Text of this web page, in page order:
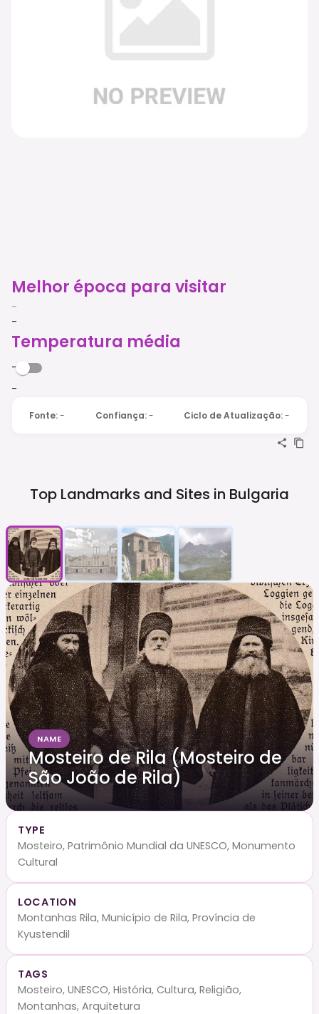
Melhor época para visitar
-
-
Temperatura média
-
-
Fonte:- Confiança: - Ciclo de Atualização:-
Top Landmarks and Sites in Bulgaria
NAME
Mosteiro de Rila (Mosteiro de
São João de Rila)
TYPE
Mosteiro, Patrimônio Mundial da UNESCO, Monumento
Cultural
LOCATION
Montanhas Rila, Município de Rila, Província de
Kyustendil
TAGS
Mosteiro, UNESCO, História, Cultura, Religião,
Montanhas, Arquitetura